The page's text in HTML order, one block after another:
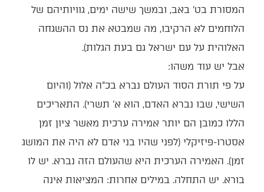
המסורת בט’ באב, ובמשך שישה ימים, גוויותיהם של
הלוחמים לא הרקיבו, מה שמבטא את נס ההשגחה
האלוהית על עם ישראל גם בעת הגלות).
אבל יש עוד משהו:
על פי תורת הסוד העולם נברא בכ”ה אלול (והיום
השישי, שבו נברא האדם, הוא א’ תשרי). התאריכים
הללו כמובן הם יותר אמירה ערכית מאשר ציון זמן
אסטרו-פיזיקלי (לפני שהיו בני אדם לא היה את המושג
זמן). האמירה הערכית היא שהעולם הזה נברא. יש לו
בורא. יש התחלה. במילים אחרות: המציאות אינה